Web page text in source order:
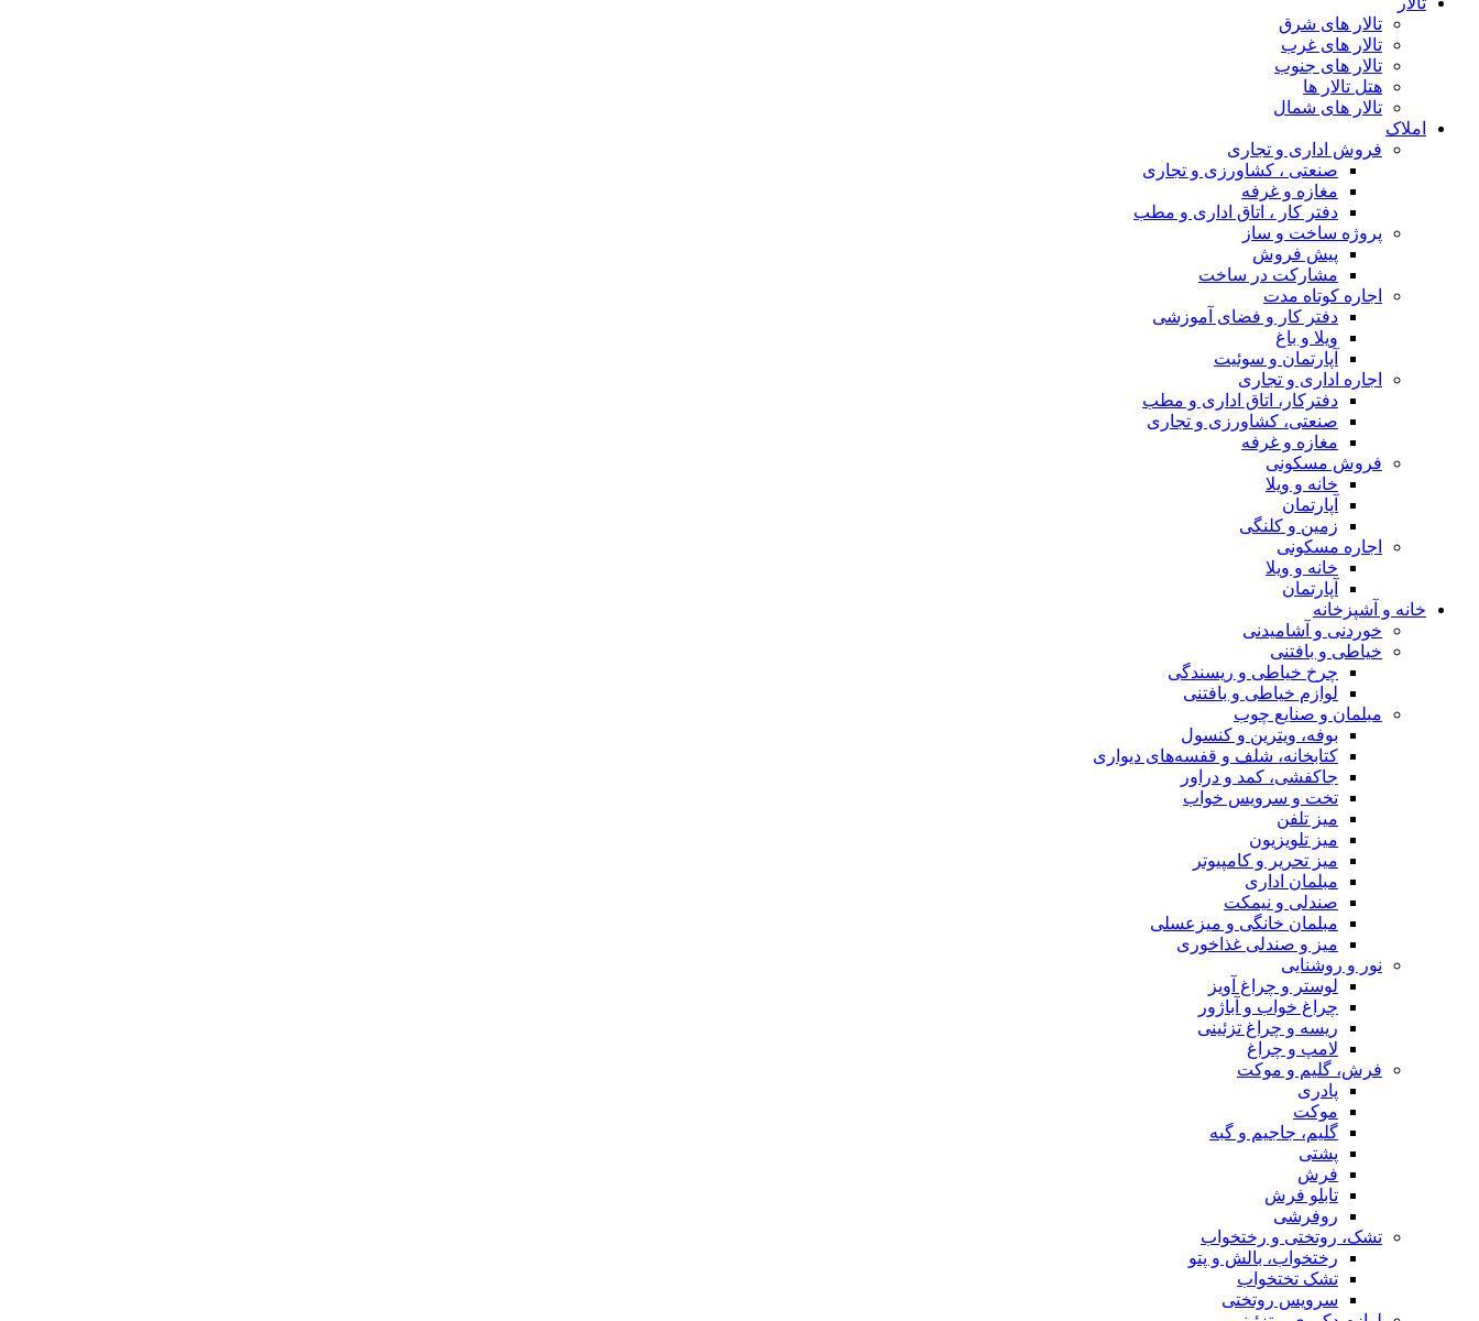
تالار های شرق
تالار های غرب
تالار های جنوب
هتل تالار ها
تالار های شمال
املاک
فروش اداری و تجاری
صنعتی ، کشاورزی و تجاری
مغازه و غرفه
دفتر کار ، اتاق اداری و مطب
پروژه ساخت و ساز
پیش فروش
مشارکت در ساخت
اجاره کوتاه مدت
دفتر کار و فضای آموزشی
ویلا و باغ
آپارتمان و سوئیت
اجاره اداری و تجاری
دفترکار، اتاق اداری و مطب
صنعتی، کشاورزی و تجاری
مغازه و غرفه
فروش مسکونی
خانه و ویلا
آپارتمان
زمین و کلنگی
اجاره مسکونی
خانه و ویلا
آپارتمان
خانه و آشپزخانه
خوردنی و آشامیدنی
خیاطی و بافتنی
چرخ خیاطی و ریسندگی
لوازم خیاطی و بافتنی
مبلمان و صنایع چوب
بوفه، ویترین و کنسول
کتابخانه، شلف و قفسه‌های دیواری
جاکفشی، کمد و دراور
تخت و سرویس خواب
میز تلفن
میز تلویزیون
میز تحریر و کامپیوتر
مبلمان اداری
صندلی و نیمکت
مبلمان خانگی و میزعسلی
میز و صندلی غذاخوری
نور و روشنایی
لوستر و چراغ آویز
چراغ خواب و آباژور
ریسه و چراغ تزئینی
لامپ و چراغ
فرش، گلیم و موکت
پادری
موکت
گلیم، جاجیم و گبه
پشتی
فرش
تابلو فرش
روفرشی
تشک، روتختی و رختخواب
رختخواب، بالش و پتو
تشک تختخواب
سرویس روتختی